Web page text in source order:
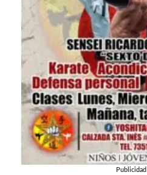
Publicidad